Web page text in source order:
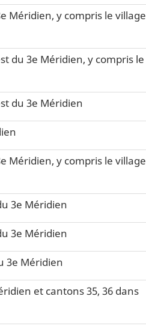
Méridien, y compris le village
du 3e Méridien, y compris le
du 3e Méridien
Méridien, y compris le village
3e Méridien
3e Méridien
3e Méridien
et cantons 35, 36 dans